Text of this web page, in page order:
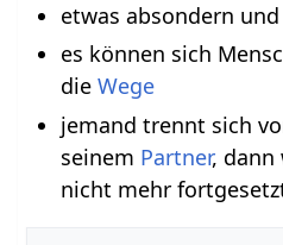
etwas absondern
es können sich
die Wege
jemand trennt sich
seinem Partner, dann
nicht mehr